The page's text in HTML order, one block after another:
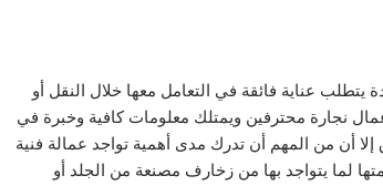
عناية فائقة في التعامل معها خلال النقل أو
نجارة محترفين ويمتلك معلومات كافية وخبرة في
أن من المهم أن تدرك مدى أهمية تواجد عمالة فنية
لما يتواجد بها من زخارف مصنعة من الجلد أو